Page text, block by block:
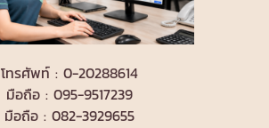
โทรศัพท์ : 0-20288614
มือถือ : 095-9517239
มือถือ : 082-3929655